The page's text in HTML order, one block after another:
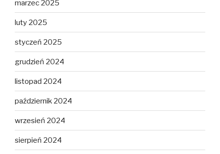
marzec 2025
luty 2025
styczeń 2025
grudzień 2024
listopad 2024
październik 2024
wrzesień 2024
sierpień 2024